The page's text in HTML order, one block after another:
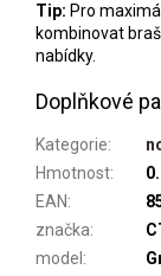
Tip: Pro
kombinovat
nabídky.
Doplňkové
Kategorie:
Hmotnost:
EAN:
značka:
model :